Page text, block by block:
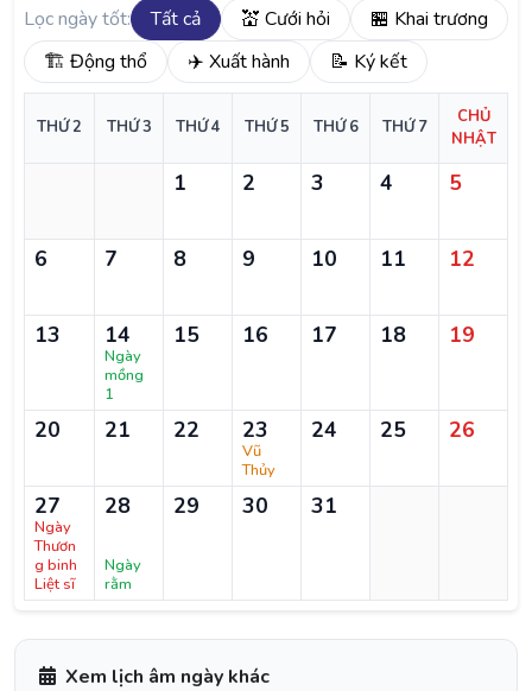
Lọc ngày tốt: Tất cả 💒 Cưới hỏi
🏪 Khai trương
🏗️ Động thổ
✈️ Xuất hành 📝 Ký kết
THỨ 2 THỨ 3 THỨ 4 THỨ 5 THỨ 6 THỨ 7
CHỦ
NHẬT
1 2 3 4 5
6 7 8 9 10 11 12
13 14
Ngày
mồng
1
15 16 17 18 19
20 21 22 23
Vũ
Thủy
24 25 26
27
Ngày
Thươn
g binh
Liệt sĩ
28
Ngày
rằm
29 30 31
Xem lịch âm ngày khác